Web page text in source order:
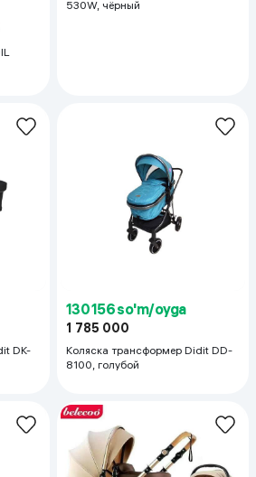
530W, чёрный
DK-
130 156 so'm/oyga
1 785 000
Коляска трансформер Didit DD-
8100, голубой